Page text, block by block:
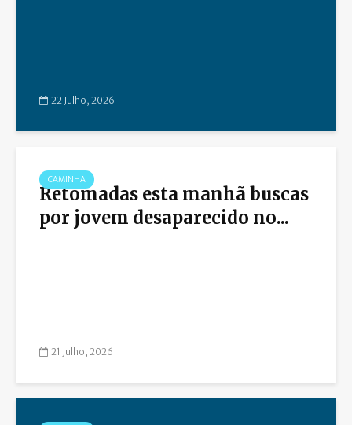
22 Julho, 2026
CAMINHA
Retomadas esta manhã buscas
por jovem desaparecido no...
21 Julho, 2026